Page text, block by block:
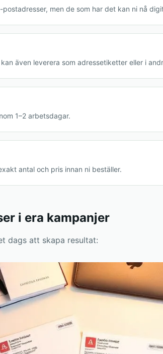
postadresser, men de som har det kan ni nå
även leverera som adressetiketter eller i
1–2 arbetsdagar.
antal och pris innan ni beställer.
i era kampanjer
dags att skapa resultat: